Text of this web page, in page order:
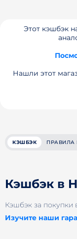
Этот кэшбэк
Нашли этот
КЭШБЭК ПРАВИЛА
Кэшбэк в
Кэшбэк за покупки
Изучите наши